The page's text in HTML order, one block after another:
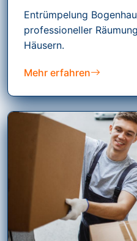
Entrümpelung
professioneller
Häusern.
Mehr erfahren